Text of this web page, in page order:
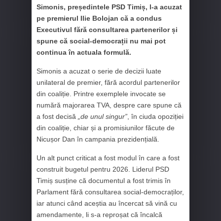
Simonis, președintele PSD Timiș, l-a acuzat
pe premierul Ilie Bolojan că a condus
Executivul fără consultarea partenerilor și
spune că social-democrații nu mai pot
continua în actuala formulă.
Simonis a acuzat o serie de decizii luate
unilateral de premier, fără acordul partenerilor
din coaliție. Printre exemplele invocate se
numără majorarea TVA, despre care spune că
a fost decisă
„de unul singur” , în ciuda opoziției
din coaliție, chiar și a promisiunilor făcute de
Nicușor Dan în campania prezidențială.
Un alt punct criticat a fost modul în care a fost
construit bugetul pentru 2026. Liderul PSD
Timiș susține că documentul a fost trimis în
Parlament fără consultarea social-democraților,
iar atunci când aceștia au încercat să vină cu
amendamente, li s-a reproșat că încalcă